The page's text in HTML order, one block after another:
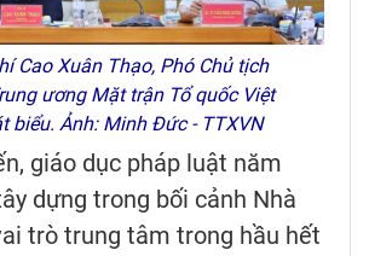
Cao Xuân Thạo, Phó Chủ tịch
ương Mặt trận Tổ quốc Việt
biểu. Ảnh: Minh Đức - TTXVN
giáo dục pháp luật năm
dựng trong bối cảnh Nhà
trò trung tâm trong hầu hết